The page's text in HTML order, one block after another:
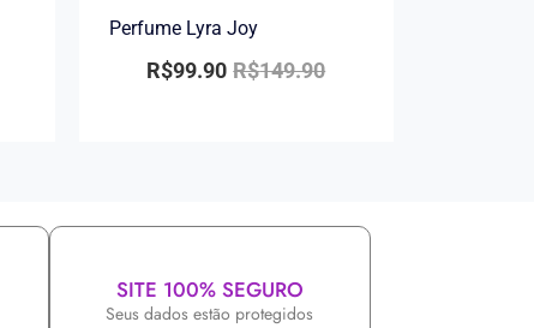
Perfume Lyra Joy
R$149.90
R$99.90
SITE 100% SEGURO
Seus dados estão protegidos